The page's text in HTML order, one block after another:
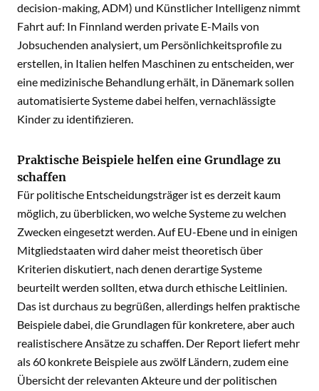
decision-making, ADM) und Künstlicher Intelligenz nimmt
Fahrt auf: In Finnland werden private E-Mails von
Jobsuchenden analysiert, um Persönlichkeitsprofile zu
erstellen, in Italien helfen Maschinen zu entscheiden, wer
eine medizinische Behandlung erhält, in Dänemark sollen
automatisierte Systeme dabei helfen, vernachlässigte
Kinder zu identifizieren.
Praktische Beispiele helfen eine Grundlage zu
schaffen
Für politische Entscheidungsträger ist es derzeit kaum
möglich, zu überblicken, wo welche Systeme zu welchen
Zwecken eingesetzt werden. Auf EU-Ebene und in einigen
Mitgliedstaaten wird daher meist theoretisch über
Kriterien diskutiert, nach denen derartige Systeme
beurteilt werden sollten, etwa durch ethische Leitlinien.
Das ist durchaus zu begrüßen, allerdings helfen praktische
Beispiele dabei, die Grundlagen für konkretere, aber auch
realistischere Ansätze zu schaffen. Der Report liefert mehr
als 60 konkrete Beispiele aus zwölf Ländern, zudem eine
Übersicht der relevanten Akteure und der politischen